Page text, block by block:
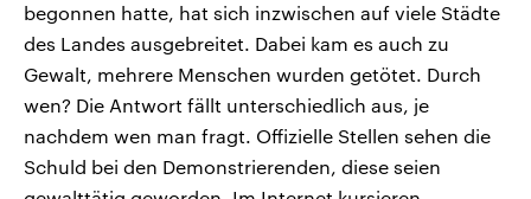
begonnen hatte, hat sich inzwischen auf viele Städte
des Landes ausgebreitet. Dabei kam es auch zu
Gewalt, mehrere Menschen wurden getötet. Durch
wen? Die Antwort fällt unterschiedlich aus, je
nachdem wen man fragt. Offizielle Stellen sehen die
Schuld bei den Demonstrierenden, diese seien